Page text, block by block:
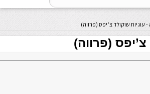
- עוגיות שוקולד צ’יפס (פרווה)
צ’יפס (פרווה)